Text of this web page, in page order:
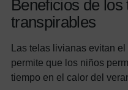
Beneficios de
transpirables
Las telas livianas evitan
permite que los niños
tiempo en el calor del